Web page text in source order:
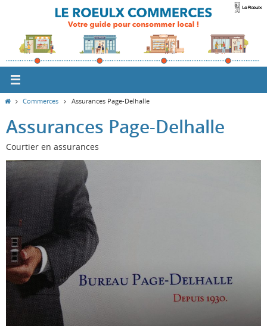
contenu
HomeCommerces Assurances Page-Delhalle
Assurances Page-Delhalle
Courtier en assurances